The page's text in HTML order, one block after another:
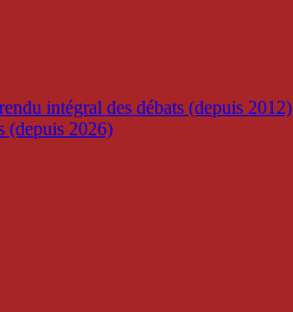
intégral des débats (depuis 2012)
(depuis 2026)